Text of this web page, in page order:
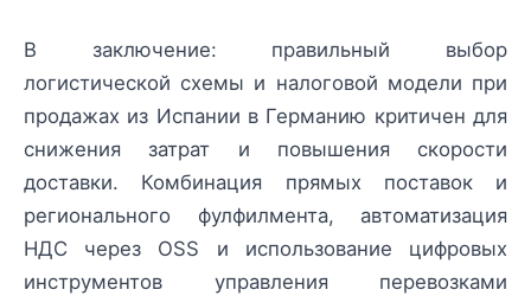
В заключение: правильный выбор
логистической схемы и налоговой модели при
продажах из Испании в Германию критичен для
снижения затрат и повышения скорости
доставки. Комбинация прямых поставок и
регионального фулфилмента, автоматизация
НДС через OSS и использование цифровых
инструментов управления перевозками